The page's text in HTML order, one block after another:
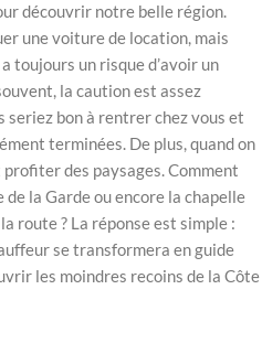
découvrir notre belle région.
une voiture de location, mais
toujours un risque d’avoir un
la caution est assez
seriez bon à rentrer chez vous et
terminées. De plus, quand on
des paysages. Comment
la Garde ou encore la chapelle
route ? La réponse est simple :
se transformera en guide
les moindres recoins de la Côte